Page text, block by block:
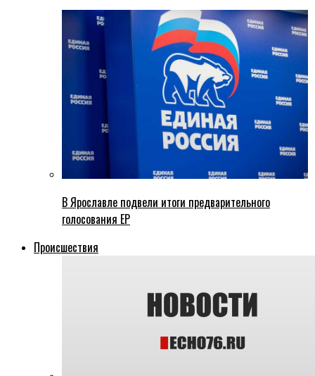
В Ярославле подвели итоги предварительного
голосования ЕР
Происшествия